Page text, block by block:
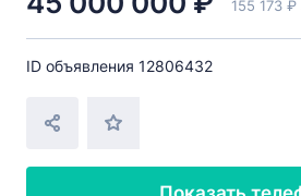
155 173 ₽
ID объявления 12806432